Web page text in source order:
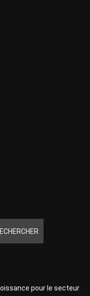
pour le secteur